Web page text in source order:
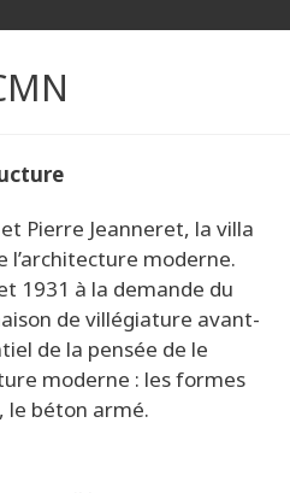
Pierre Jeanneret, la villa
l’architecture moderne.
1931 à la demande du
de villégiature avant-
de la pensée de le
moderne : les formes
le béton armé.